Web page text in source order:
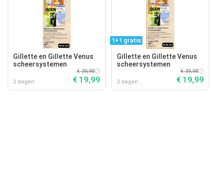
Gillette en Gillette Venus
scheersystemen
2 dagen
€ 39,98
€ 19,99
1+1 gratis
Gillette en Gillette Venus
scheersystemen
2 dagen
€ 39,98
€ 19,99